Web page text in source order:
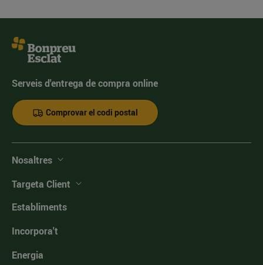
Serveis d'entrega de compra online
Comprovar el codi postal
Nosaltres
Targeta Client
Establiments
Incorpora't
Energia